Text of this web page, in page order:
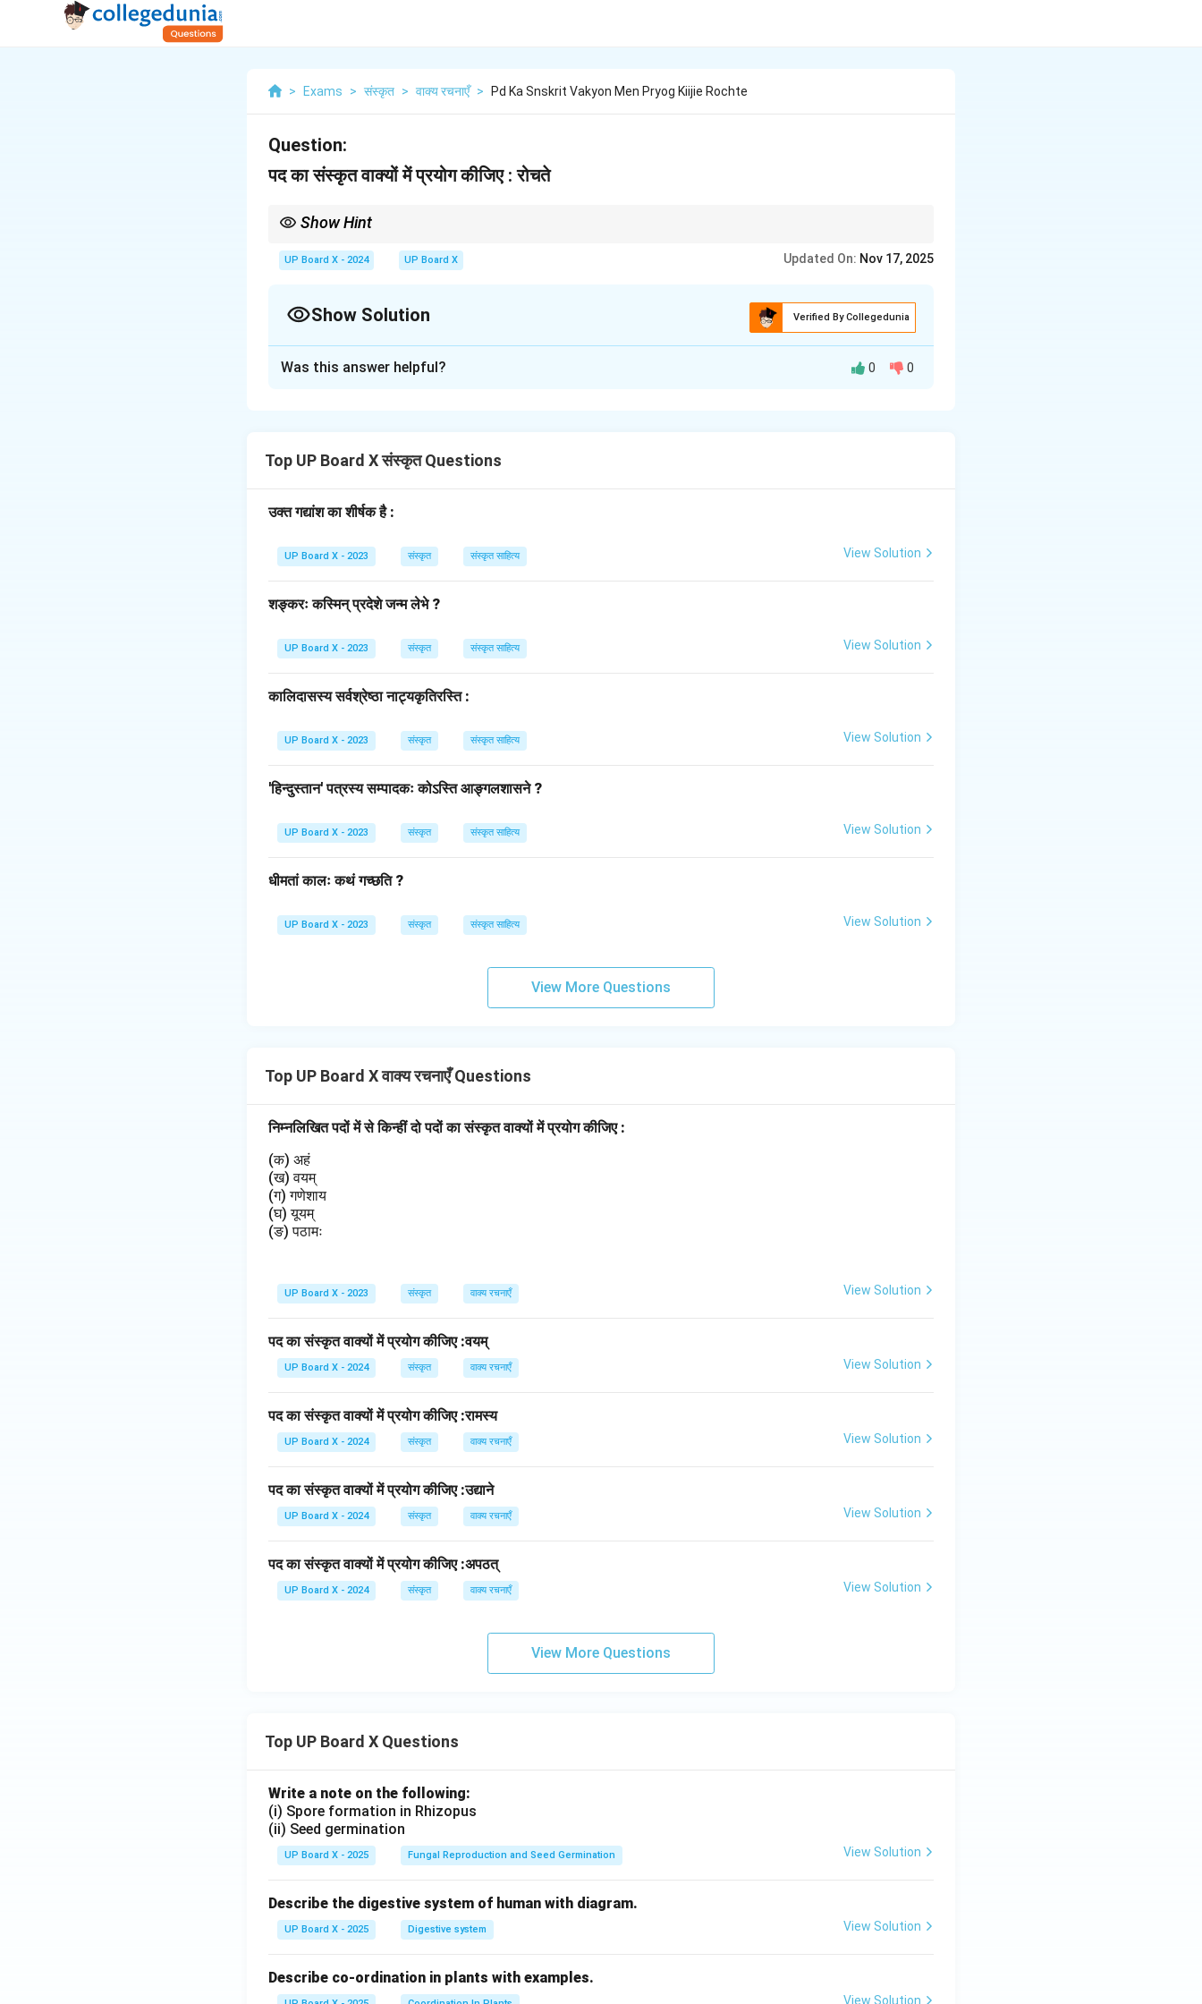
> Exams > संस्कृत > वाक्य रचनाएँ > Pd Ka Snskrit Vakyon Men Pryog Kiijie Rochte
Question:
पद का संस्कृत वाक्यों में प्रयोग कीजिए : रोचते
Show Hint
UP Board X - 2024 UP Board X Updated On: Nov 17, 2025
Show Solution Verified By Collegedunia
Download Solution in PDF
Was this answer helpful? 0 0
Top UP Board X संस्कृत Questions
उक्त गद्यांश का शीर्षक है :
UP Board X - 2023 संस्कृत संस्कृत साहित्य View Solution
शङ्करः कस्मिन् प्रदेशे जन्म लेभे ?
UP Board X - 2023 संस्कृत संस्कृत साहित्य View Solution
कालिदासस्य सर्वश्रेष्ठा नाट्यकृतिरस्ति :
UP Board X - 2023 संस्कृत संस्कृत साहित्य View Solution
'हिन्दुस्तान' पत्रस्य सम्पादकः कोऽस्ति आङ्गलशासने ?
UP Board X - 2023 संस्कृत संस्कृत साहित्य View Solution
धीमतां कालः कथं गच्छति ?
UP Board X - 2023 संस्कृत संस्कृत साहित्य View Solution
View More Questions
Top UP Board X वाक्य रचनाएँ Questions
निम्नलिखित पदों में से किन्हीं दो पदों का संस्कृत वाक्यों में प्रयोग कीजिए :
(क) अहं
(ख) वयम्
(ग) गणेशाय
(घ) यूयम्
(ङ) पठामः
UP Board X - 2023 संस्कृत वाक्य रचनाएँ View Solution
पद का संस्कृत वाक्यों में प्रयोग कीजिए :वयम्
UP Board X - 2024 संस्कृत वाक्य रचनाएँ View Solution
पद का संस्कृत वाक्यों में प्रयोग कीजिए :रामस्य
UP Board X - 2024 संस्कृत वाक्य रचनाएँ View Solution
पद का संस्कृत वाक्यों में प्रयोग कीजिए :उद्याने
UP Board X - 2024 संस्कृत वाक्य रचनाएँ View Solution
पद का संस्कृत वाक्यों में प्रयोग कीजिए :अपठत्
UP Board X - 2024 संस्कृत वाक्य रचनाएँ View Solution
View More Questions
Top UP Board X Questions
Write a note on the following:
(i) Spore formation in Rhizopus
(ii) Seed germination
UP Board X - 2025 Fungal Reproduction and Seed Germination View Solution
Describe the digestive system of human with diagram.
UP Board X - 2025 Digestive system View Solution
Describe co-ordination in plants with examples.
View Solution